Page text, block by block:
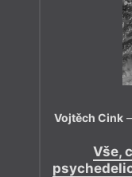
Vojtěch Cink–
Vše,